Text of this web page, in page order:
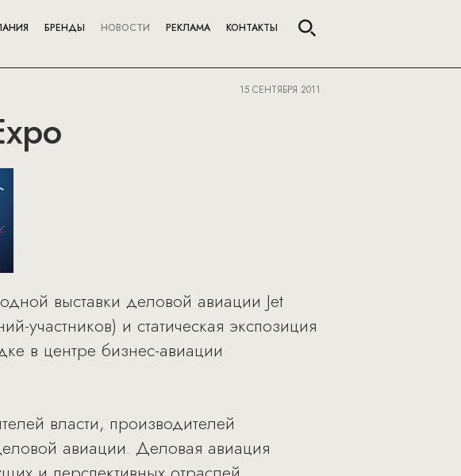
БРЕНДЫ НОВОСТИ РЕКЛАМА КОНТАКТЫ
15 СЕНТЯБРЯ 2011
выставки деловой авиации Jet
участников) и статическая экспозиция
в центре бизнес-авиации
власти, производителей
авиации. Деловая авиация